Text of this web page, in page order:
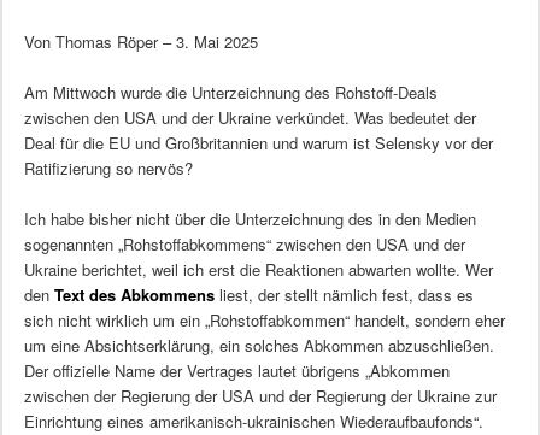
Von Thomas Röper – 3. Mai 2025
Am Mittwoch wurde die Unterzeichnung des Rohstoff-Deals
zwischen den USA und der Ukraine verkündet. Was bedeutet der
Deal für die EU und Großbritannien und warum ist Selensky vor der
Ratifizierung so nervös?
Ich habe bisher nicht über die Unterzeichnung des in den Medien
sogenannten „Rohstoffabkommens“ zwischen den USA und der
Ukraine berichtet, weil ich erst die Reaktionen abwarten wollte. Wer
den Text des Abkommensliest, der stellt nämlich fest, dass es
sich nicht wirklich um ein „Rohstoffabkommen“ handelt, sondern eher
um eine Absichtserklärung, ein solches Abkommen abzuschließen.
Der offizielle Name der Vertrages lautet übrigens „Abkommen
zwischen der Regierung der USA und der Regierung der Ukraine zur
Einrichtung eines amerikanisch-ukrainischen Wiederaufbaufonds“.